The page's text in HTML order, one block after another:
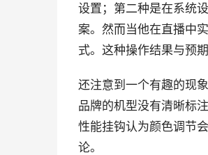
设置；第二种是在系统
案。然而当他在直播中
式。这种操作结果与预
还注意到一个有趣的现
品牌的机型没有清晰标
性能挂钩认为颜色调节
论。